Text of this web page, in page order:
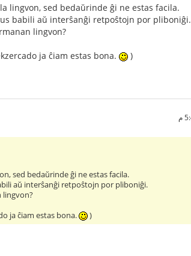
lingvon, sed bedaŭrinde ĝi ne estas facila.
babili aŭ interŝanĝi retpoŝtojn por pliboniĝi.
lingvon?
ja ĉiam estas bona. )
sed bedaŭrinde ĝi ne estas facila.
aŭ interŝanĝi retpoŝtojn por pliboniĝi.
lingvon?
ja ĉiam estas bona.
)